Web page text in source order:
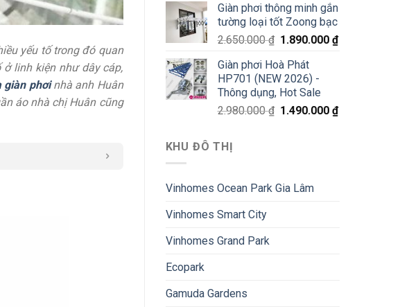
yếu tố trong đó quan
linh kiện như dây cáp,
giàn phơinhà anh Huân
áo nhà chị Huân cũng
Giàn phơi thông minh gắn
tường loại tốt Zoong bạc
2.650.000₫ 1.890.000₫
Giàn phơi Hoà Phát
HP701 (NEW 2026) -
Thông dụng, Hot Sale
2.980.000₫ 1.490.000₫
KHU ĐÔ THỊ
Vinhomes Ocean Park Gia Lâm
Vinhomes Smart City
Vinhomes Grand Park
Ecopark
Gamuda Gardens